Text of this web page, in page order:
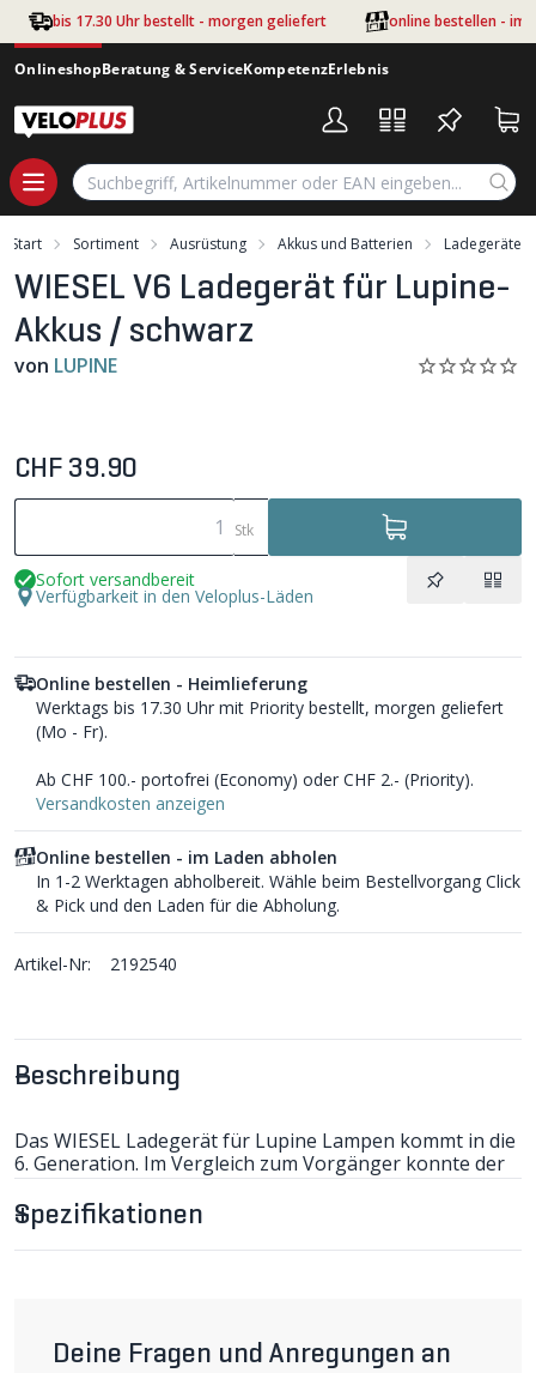
Zum Hauptinhalt springen
bis 17.30 Uhr bestellt - morgen geliefert online bestellen - im
OnlineshopBeratung & ServiceKompetenzErlebnis
Start Sortiment Ausrüstung Akkus und Batterien Ladegeräte
WIESEL V6 Ladegerät für Lupine-
Akkus / schwarz
von LUPINE
Beschreibung
Das WIESEL Ladegerät für Lupine Lampen kommt in die
6. Generation. Im Vergleich zum Vorgänger konnte der
Ladestrom bei gleichbleibender Grösse um 60% auf 1.9A
erhöht werden. Die Kontroll LED leuchtet je nach
Ladezustand rot beim Laden und grün wenn der Akku
voll ist. (CN)
-Ladestrom: 1.9A
Spezifikationen
Deine Fragen und Anregungen an
CHF 39.90
Stk
Sofort versandbereit
Verfügbarkeit in den Veloplus-Läden
Online bestellen - Heimlieferung
Werktags bis 17.30 Uhr mit Priority bestellt, morgen geliefert
(Mo - Fr).
Ab CHF 100.- portofrei (Economy) oder CHF 2.- (Priority).
Versandkosten anzeigen
Online bestellen - im Laden abholen
In 1-2 Werktagen abholbereit. Wähle beim Bestellvorgang Click
& Pick und den Laden für die Abholung.
Artikel-Nr: 2192540